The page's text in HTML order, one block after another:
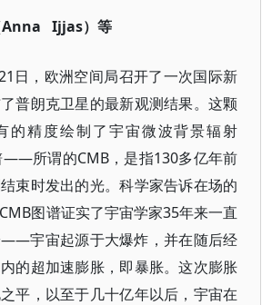
Anna Ijjas）等
日，欧洲空间局召开了一次国际新
普朗克卫星的最新观测结果。这颗
的精度绘制了宇宙微波背景辐射
——所谓的CMB，是指130多亿年前
束时发出的光。科学家告诉在场的
图谱证实了宇宙学家35年来一直
宇宙起源于大爆炸，并在随后经
的超加速膨胀，即暴胀。这次膨胀
平，以至于几十亿年以后，宇宙在